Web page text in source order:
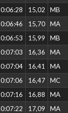
0:06:28 15,02
MB
0:06:46 15,70
MA
0:06:53 15,99
MB
0:07:03 16,36
MA
0:07:04 16,41
MA
0:07:06 16,47
MC
0:07:16 16,88
MA
0:07:22 17,09
MA